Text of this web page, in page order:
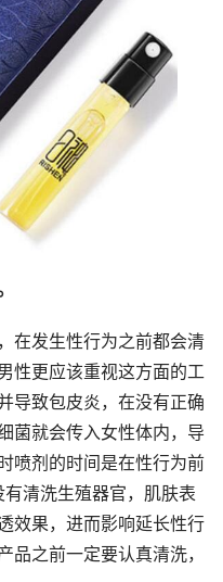
在发生性行为之前都会清
性更应该重视这方面的工
导致包皮炎，在没有正确
菌就会传入女性体内，导
喷剂的时间是在性行为前
清洗生殖器官，肌肤表
效果，进而影响延长性行
品之前一定要认真清洗，